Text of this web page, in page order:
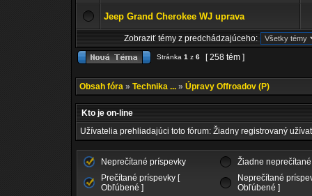
Jeep Grand Cherokee WJ uprava
Zobraziť témy z predchádzajúceho:
Stránka 1 z 6 [ 258 tém ]
Obsah fóra » Technika ... » Úpravy Offroadov (P)
Kto je on-line
Užívatelia prehliadajúci toto fórum: Žiadny registrovaný
Neprečítané príspevky
Žiadne
Prečítané príspevky [
Obľúbené ]
Neprečítané
Obľúbené ]